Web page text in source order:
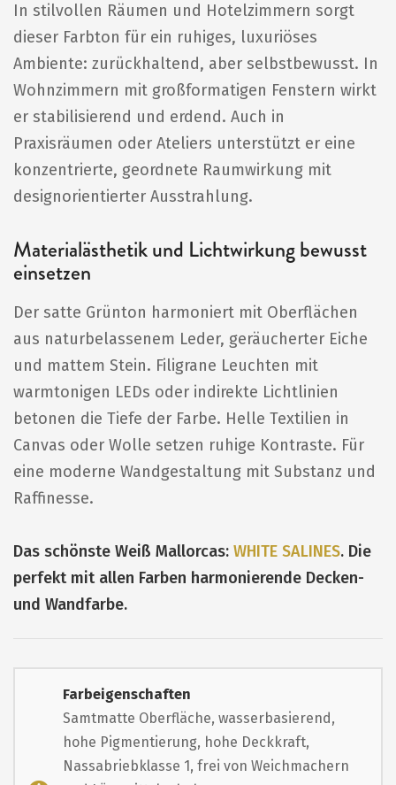
In stilvollen Räumen und Hotelzimmern sorgt
dieser Farbton für ein ruhiges, luxuriöses
Ambiente: zurückhaltend, aber selbstbewusst. In
Wohnzimmern mit großformatigen Fenstern wirkt
er stabilisierend und erdend. Auch in
Praxisräumen oder Ateliers unterstützt er eine
konzentrierte, geordnete Raumwirkung mit
designorientierter Ausstrahlung.
Materialästhetik und Lichtwirkung bewusst
einsetzen
Der satte Grünton harmoniert mit Oberflächen
aus naturbelassenem Leder, geräucherter Eiche
und mattem Stein. Filigrane Leuchten mit
warmtonigen LEDs oder indirekte Lichtlinien
betonen die Tiefe der Farbe. Helle Textilien in
Canvas oder Wolle setzen ruhige Kontraste. Für
eine moderne Wandgestaltung mit Substanz und
Raffinesse.
Das schönste Weiß Mallorcas: WHITE SALINES. Die
perfekt mit allen Farben harmonierende Decken-
und Wandfarbe.
Farbeigenschaften
Samtmatte Oberfläche, wasserbasierend,
hohe Pigmentierung, hohe Deckkraft,
Nassabriebklasse 1, frei von Weichmachern